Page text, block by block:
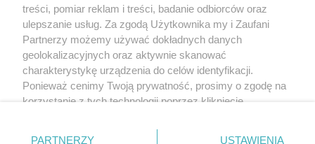
O nas
treści, pomiar reklam i treści, badanie odbiorców oraz
ulepszanie usług. Za zgodą Użytkownika my i Zaufani
Partnerzy możemy używać dokładnych danych
geolokalizacyjnych oraz aktywnie skanować
charakterystykę urządzenia do celów identyfikacji.
Ponieważ cenimy Twoją prywatność, prosimy o zgodę na
korzystanie z tych technologii poprzez kliknięcie
zmienić/wycofać klikając przycisk ustawień prywatności
PARTNERZY USTAWIENIA